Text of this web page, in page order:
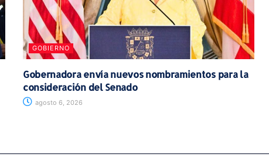
GOBIERNO
Gobernadora envía nuevos nombramientos para la
consideración del Senado
agosto 6, 2026